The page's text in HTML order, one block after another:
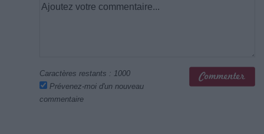
Caractères restants : 1000
Prévenez-moi d'un nouveau
commentaire